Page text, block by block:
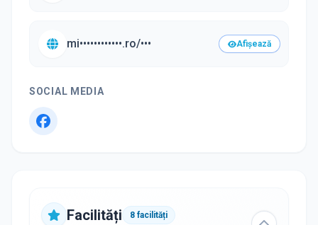
mi••••••••••••.ro/••• Afișează
SOCIAL MEDIA
Facilități 8 facilități